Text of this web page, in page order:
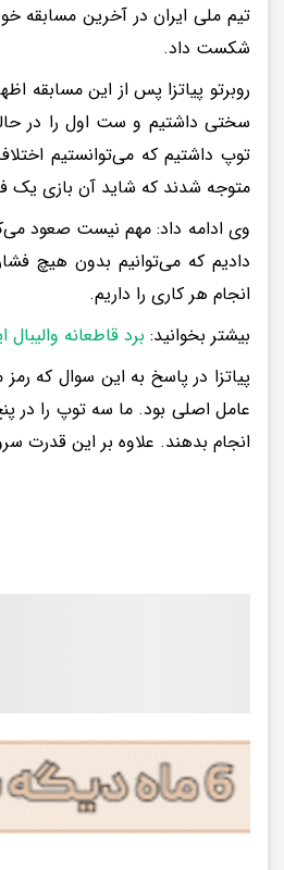
شکست داد.
روبرتو پیاتزا پس از این مسابقه
متوجه شدند که شاید آن بازی یک
وی ادامه داد: مهم نیست صعود
دادیم که می‌توانیم بدون هیچ
انجام هر کاری را داریم.
بیشتر بخوانید: برد قاطعانه والیبال
پیاتزا در پاسخ به این سوال که
عامل اصلی بود. ما سه توپ را در
انجام بدهند. علاوه بر این قدرت